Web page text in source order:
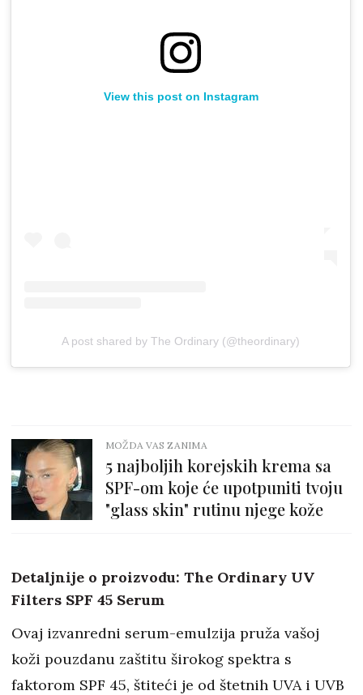
View this post on Instagram
A post shared by The Ordinary (@theordinary)
MOŽDA VAS ZANIMA
5 najboljih korejskih krema sa
SPF-om koje će upotpuniti tvoju
"glass skin" rutinu njege kože
Detaljnije o proizvodu: The Ordinary UV
Filters SPF 45 Serum
Ovaj izvanredni serum-emulzija pruža vašoj
koži pouzdanu zaštitu širokog spektra s
faktorom SPF 45, štiteći je od štetnih UVA i UVB